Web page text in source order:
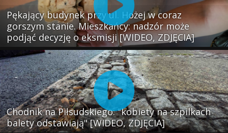
Pękający budynek przy ul. Hożej w coraz
gorszym stanie. Mieszkańcy: nadzór może
podjąć decyzję o eksmisji [WIDEO, ZDJĘCIA]
Chodnik na Piłsudskiego: "kobiety na szpilkach
balety odstawiają" [WIDEO, ZDJĘCIA]